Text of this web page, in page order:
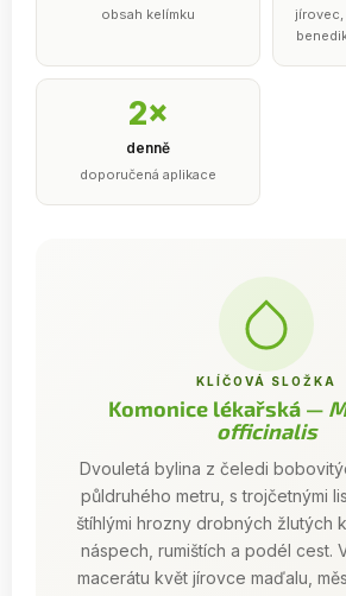
obsah kelímku
jírovec,
2×
denně
doporučená aplikace
KLÍČOVÁ SLOŽKA
Komonice lékařská —
officinalis
Dvouletá bylina z čeledi
půldruhého metru, s trojčetnými
štíhlými hrozny drobných žlutých
náspech, rumištích a podél cest.
macerátu květ jírovce maďalu,